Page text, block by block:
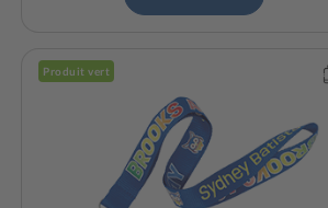
Produit vert